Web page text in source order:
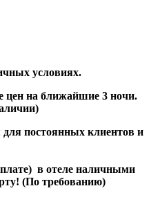
условиях.
цен на ближайшие 3 ночи.
постоянных клиентов и
в отеле наличными
(По требованию)